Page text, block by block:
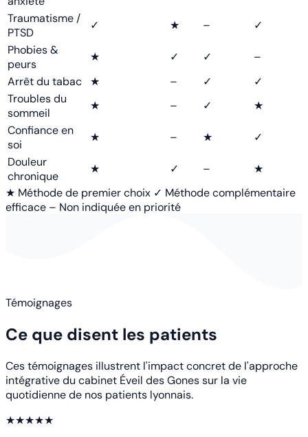
Traumatisme /
PTSD
✓ ★ –
✓
Phobies &
peurs
★ ✓ ✓
–
Arrêt du tabac
★ – ✓
✓
Troubles du
sommeil
★ – ✓
★
Confiance en
soi
★ – ★
✓
Douleur
chronique
★ ✓ –
★
★ Méthode de premier choix ✓ Méthode complémentaire
efficace – Non indiquée en priorité
Témoignages
Ce que disent les patients
Ces témoignages illustrent l'impact concret de l'approche
intégrative du cabinet Éveil des Gones sur la vie
quotidienne de nos patients lyonnais.
★★★★★